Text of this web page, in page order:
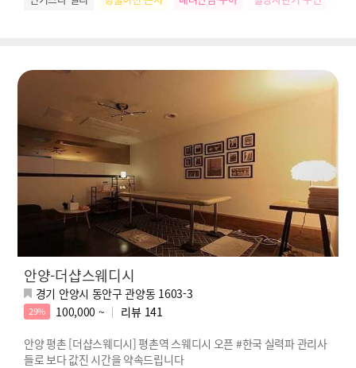
안양-더샵스웨디시
경기 안양시 동안구 관양동 1603-3
29% 100,000 ~ 리뷰 141
안양 평촌 [더샵스웨디시] 평촌역 스웨디시 오픈 #한국 실력파 관리사
들로 보다 값진 시간을 약속드립니다